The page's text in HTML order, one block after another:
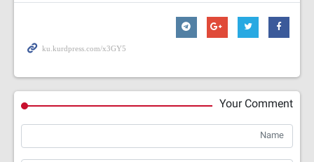
Your Comment